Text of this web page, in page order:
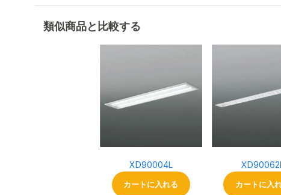
類似商品と比較する
XD90004L
カートに入れる カートに入